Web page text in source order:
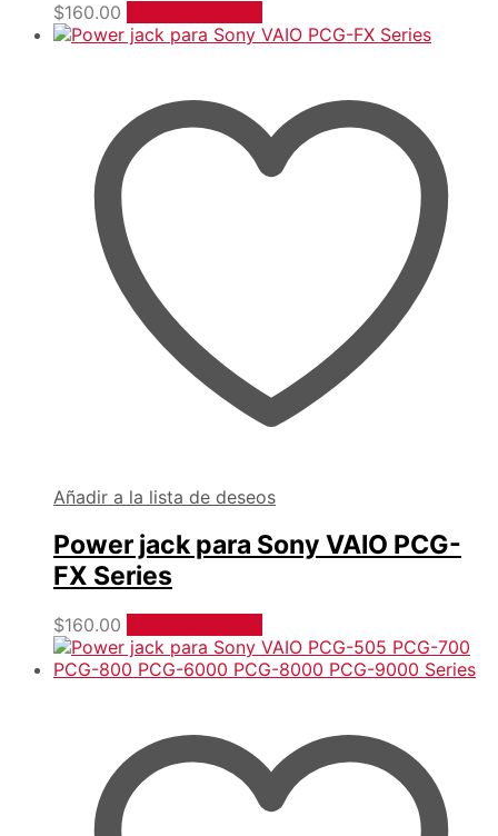
$160.00
Añadir a la lista de deseos
Power jack para Sony VAIO PCG-
FX Series
$160.00